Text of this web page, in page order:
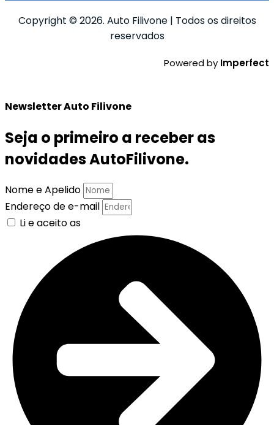
Copyright © 2026. Auto Filivone | Todos os direitos
reservados
Powered by Imperfect
Newsletter Auto Filivone
Seja o primeiro a receber as
novidades AutoFilivone.
Nome e Apelido
Endereço de e-mail
Li e aceito as